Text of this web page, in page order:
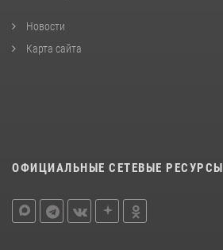
Новости
Карта сайта
ОФИЦИАЛЬНЫЕ СЕТЕВЫЕ РЕСУРСЫ